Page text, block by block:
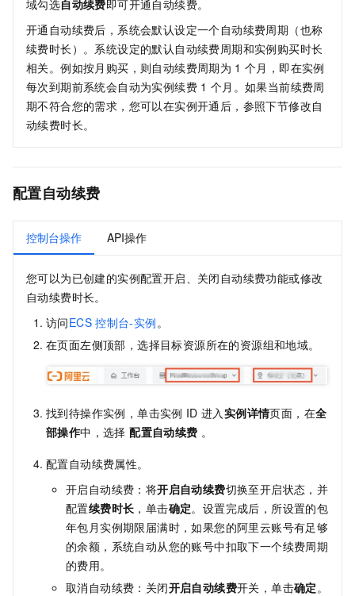
域勾选自动续费即可开通自动续费。
开通自动续费后，系统会默认设定一个自动续费周期（也称
续费时长）。系统设定的默认自动续费周期和实例购买时长
相关。例如按月购买，则自动续费周期为 1 个月，即在实例
每次到期前系统会自动为实例续费 1 个月。如果当前续费周
期不符合您的需求，您可以在实例开通后，参照下节修改自
动续费时长。
配置自动续费
控制台操作 API操作
您可以为已创建的实例配置开启、关闭自动续费功能或修改
自动续费时长。
访问ECS 控制台-实例 。
在页面左侧顶部，选择目标资源所在的资源组和地域。
找到待操作实例，单击实例 ID 进入 实例详情页面，在全
部操作中，选择 配置自动续费 。
配置自动续费属性。
开启自动续费：将开启自动续费切换至开启状态，并
配置续费时长 ，单击确定。设置完成后，所设置的包
年包月实例期限届满时，如果您的阿里云账号有足够
的余额，系统自动从您的账号中扣取下一个续费周期
的费用。
取消自动续费：关闭开启自动续费开关，单击确定 。